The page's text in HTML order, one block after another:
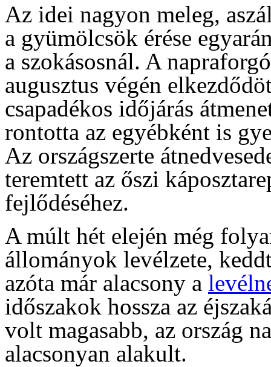
Az idei nagyon meleg,
a gyümölcsök érése
a szokásosnál. A
augusztus végén
csapadékos időjárás
rontotta az egyébként is
Az országszerte
teremtett az őszi
fejlődéséhez.
A múlt hét elején még
állományok levélzete,
azóta már alacsony a
időszakok hossza az
volt magasabb, az ország
alacsonyan alakult.